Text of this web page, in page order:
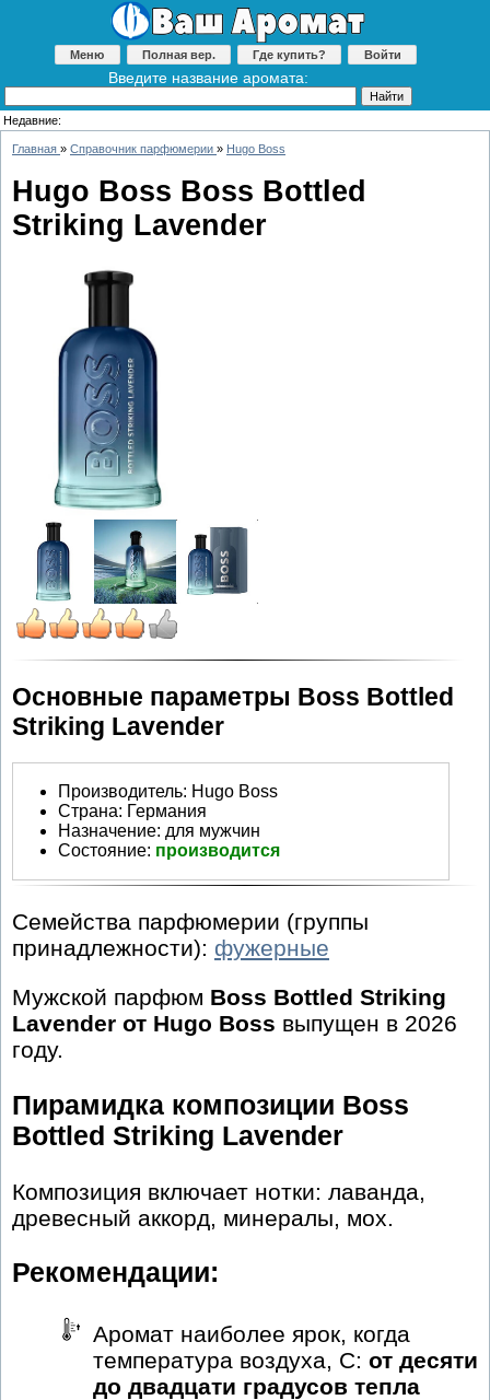
Меню Полная вер. Где купить? Войти
Введите название аромата:
Недавние:
Главная » Справочник парфюмерии » Hugo Boss
Hugo Boss Boss Bottled
Striking Lavender
Основные параметры Boss Bottled
Striking Lavender
Производитель: Hugo Boss
Страна: Германия
Назначение: для мужчин
Состояние: производится
Семейства парфюмерии (группы
принадлежности): фужерные
Мужской парфюм Boss Bottled Striking
Lavender от Hugo Boss выпущен в 2026
году.
Пирамидка композиции Boss
Bottled Striking Lavender
Композиция включает нотки: лаванда,
древесный аккорд, минералы, мох.
Рекомендации:
Аромат наиболее ярок, когда
температура воздуха, С: от десяти
до двадцати градусов тепла